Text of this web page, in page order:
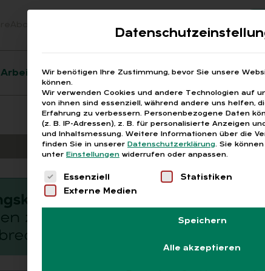
Suchen
Registrierung
Arbeitsrecht Fragen aus den ARGEn
Wir benötigen Ihre Zustimmung, bevor Sie unsere
können.
Wir verwenden Cookies und andere Technologien auf
von ihnen sind essenziell, während andere uns helfen,
Erfahrung zu verbessern. Personenbezogene Daten
(z. B. IP-Adressen), z. B. für personalisierte Anzeigen
und Inhaltsmessung. Weitere Informationen über die
finden Sie in unserer Datenschutzerklärung. Sie
unter Einstellungen widerrufen oder anpassen.
Es folgt eine Liste der Service-Gruppen,
Essenziell Statistiken
Externe Medien
Speichern
Alle akzeptieren